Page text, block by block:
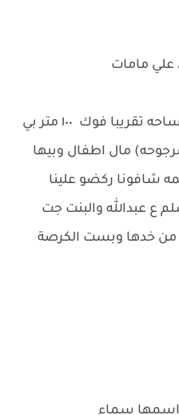
علي مامات
دخلنا بيتهم جان حلو مرتب مساحه تقريبا فوك ١٠٠ متر بي
مال اطفال وبيها
شافونا ركضو علينا
ع عبدالله والبنت جت
من خدها وبست الكرصة
اسمها سماء